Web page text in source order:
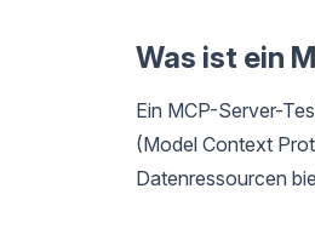
Was ist ein
Ein MCP-Server-
(Model Context
Datenressourcen